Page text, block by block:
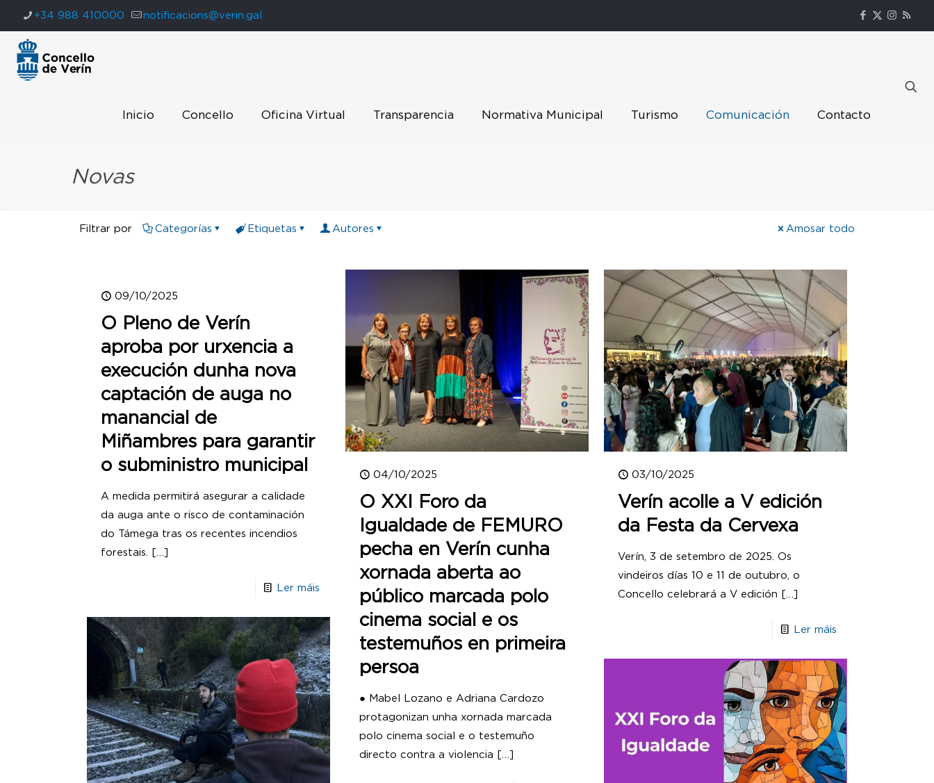
+34 988 410000 notificacions@verin.gal
Inicio Concello Oficina Virtual Transparencia Normativa Municipal Turismo Comunicación Contacto
Novas
Filtrar por Categorías Etiquetas Autores Amosar todo
09/10/2025
O Pleno de Verín
aproba por urxencia a
execución dunha nova
captación de auga no
manancial de
Miñambres para garantir
o subministro municipal
A medida permitirá asegurar a calidade
da auga ante o risco de contaminación
do Támega tras os recentes incendios
forestais. […]
Ler máis
04/10/2025
O XXI Foro da
Igualdade de FEMURO
pecha en Verín cunha
xornada aberta ao
público marcada polo
cinema social e os
testemuños en primeira
persoa
● Mabel Lozano e Adriana Cardozo
protagonizan unha xornada marcada
polo cinema social e o testemuño
directo contra a violencia […]
03/10/2025
Verín acolle a V edición
da Festa da Cervexa
Verín, 3 de setembro de 2025. Os
vindeiros días 10 e 11 de outubro, o
Concello celebrará a V edición […]
Ler máis